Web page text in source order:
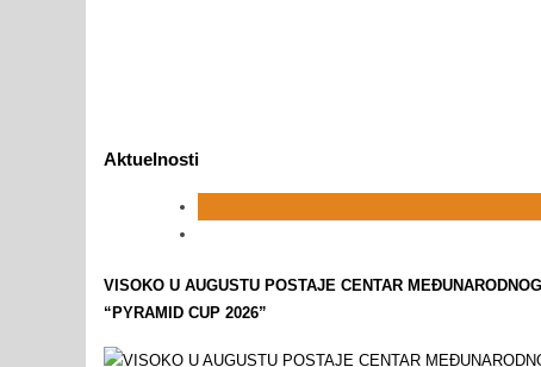
Aktuelnosti
VISOKO U AUGUSTU POSTAJE CENTAR
“PYRAMID CUP 2026”